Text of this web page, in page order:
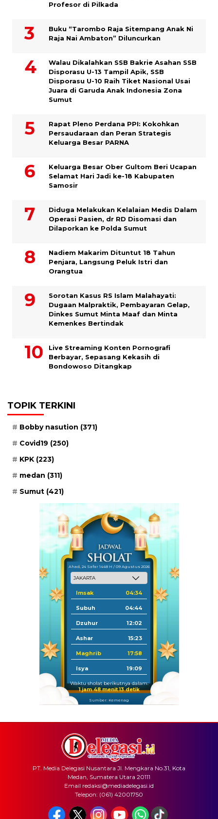
Profesor di Pilkada
Buku “Tarombo Raja Sitempang Anak Ni
Raja Nai Ambaton” Diluncurkan
Walau Dikalahkan SSB Bakrie Asahan SSB
Disporasu U-13 Tampil Apik, SSB
Disporasu U-10 Raih Tiket Nasional Usai
Juara di Garuda Anak Indonesia Zona
Sumut
Rapat Pleno Perdana PPI: Kokohkan
Persaudaraan dan Peran Strategis
Keluarga Besar PARNA
Keluarga Besar Ober Gultom Beri Ucapan
Selamat Hari Jadi ke-18 Kabupaten
Samosir
Diduga Melakukan Kelalaian Medis Dalam
Operasi Pasien, dr RD Disomasi dan
Dilaporkan ke Polda Sumut
​Nadiem Makarim Dituntut 18 Tahun
Penjara, Langsung Peluk Istri dan
Orangtua
Sorotan Kasus RS Islam Malahayati:
Dugaan Malpraktik, Pembayaran Gelap,
Dinkes Sumut Minta Maaf dan Minta
Kemenkes Bertindak
Live Streaming Konten Pornografi
Berbayar, Sepasang Kekasih di
Bondowoso Ditangkap
TOPIK TERKINI
Bobby nasution (371)
Covid19 (250)
KPK (223)
medan (311)
Sumut (421)
Ahad, 24 Safar 1448 H / 09 Agustus 2026
Imsak 04:34
Subuh 04:44
Dzuhur 12:02
Ashar 15:23
Maghrib 17:58
Isya 19:09
Waktu sholat berikutnya dalam:
1 jam 48 menit 13 detik
Sumber: Kemenag
PT. Media Delegasi Nusantara Jl. Mengkara No.31, Kota
Medan, Sumatera Utara 20111
Email redaksi@mediadelegasi.id
Telepon: (061) 42001750